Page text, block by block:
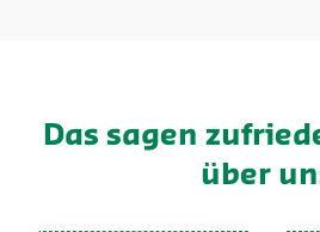
Das sagen
über